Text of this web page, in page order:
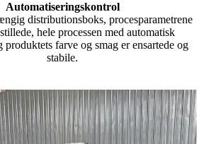
Automatiseringskontrol
distributionsboks, procesparametrene
hele processen med automatisk
farve og smag er ensartede og
stabile.